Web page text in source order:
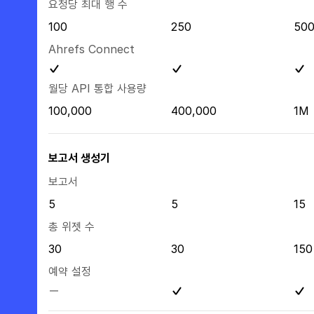
요청당 최대 행 수
100
250
500
Ahrefs Connect
월당 API 통합 사용량
100,000
400,000 1M
보고서 생성기
보고서
5
5
15
총 위젯 수
30
30
150
예약 설정